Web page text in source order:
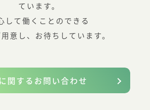
ています。
して働くことのできる
意し、お待ちしています。
関するお問い合わせ